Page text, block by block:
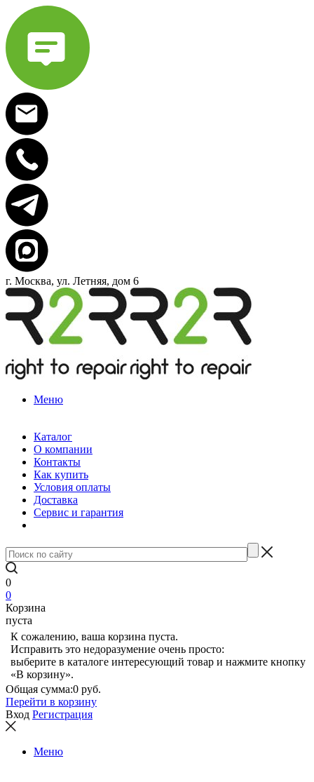
г. Москва, ул. Летняя, дом 6
Меню
Каталог
О компании
Контакты
Как купить
Условия оплаты
Доставка
Сервис и гарантия
0
0
Корзина
пуста
К сожалению, ваша корзина пуста.
Исправить это недоразумение очень просто:
выберите в каталоге интересующий товар и нажмите кнопку
«В корзину».
Общая сумма:0 руб.
Перейти в корзину
Вход Регистрация
Меню